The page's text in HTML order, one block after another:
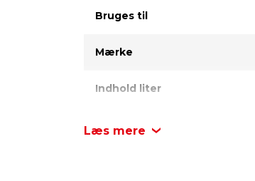
Bruges til
Mærke
Indhold liter
Læs mere